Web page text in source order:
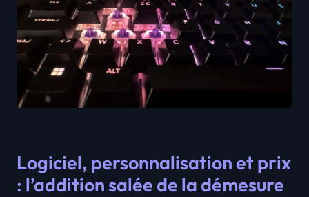
Logiciel, personnalisation et prix
: l’addition salée de la démesure